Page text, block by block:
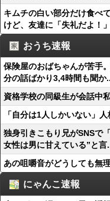
キムチの白い部分だけ食べ
けど、友達に「失礼だよ！
おうち速報
保険屋のおばちゃんが苦手
分の話ばかり3,4時間も聞か
資格学校の同級生が会話中
「自分は1人しかいない」
独身引きこもり兄がSNSで
女性は男に甘えている”と言
あの咀嚼音がどうしても無
にゃんこ速報